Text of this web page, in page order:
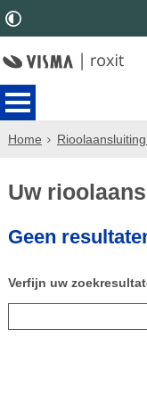
Home
Uw
Geen
Verfijn uw